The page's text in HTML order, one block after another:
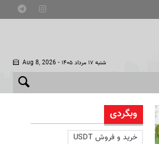
Aug 8, 2026 - شنبه ۱۷ مرداد ۱۴۰۵
وبگردی
خرید و فروش USDT